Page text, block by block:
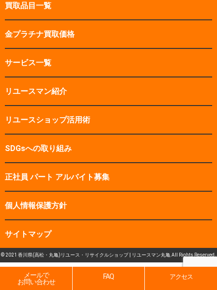
買取品目一覧
金プラチナ買取価格
サービス一覧
リユースマン紹介
リユースショップ活用術
SDGsへの取り組み
正社員 パート アルバイト募集
個人情報保護方針
サイトマップ
© 2021 香川県(高松・丸亀)リユース・リサイクルショップ | リユースマン丸亀 All Rights Reserved.
メールで
お問い合わせ
FAQ アクセス